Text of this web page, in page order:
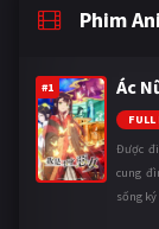
Phim
#1 Ác
FULL
Được
cung
sống